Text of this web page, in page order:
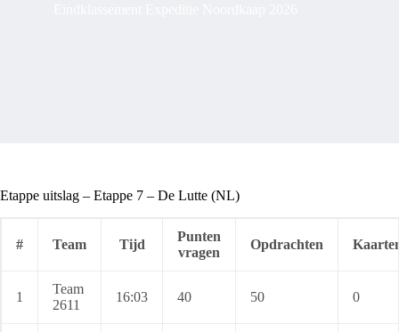
Etappe uitslag – Etappe 7 – De Lutte (NL)
# Team Tijd
Punten
vragen
Opdrachten
1
Team
2611
16:03 40 50 0